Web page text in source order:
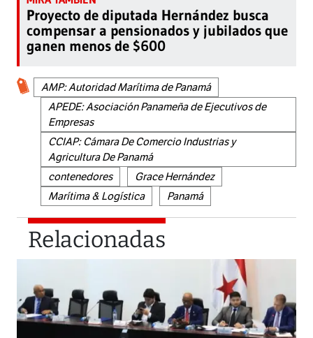
Proyecto de diputada Hernández busca
compensar a pensionados y jubilados que
ganen menos de $600
AMP: Autoridad Marítima de Panamá
APEDE: Asociación Panameña de Ejecutivos de
Empresas
CCIAP: Cámara De Comercio Industrias y
Agricultura De Panamá
contenedores
Grace Hernández
Marítima & Logística
Panamá
Relacionadas